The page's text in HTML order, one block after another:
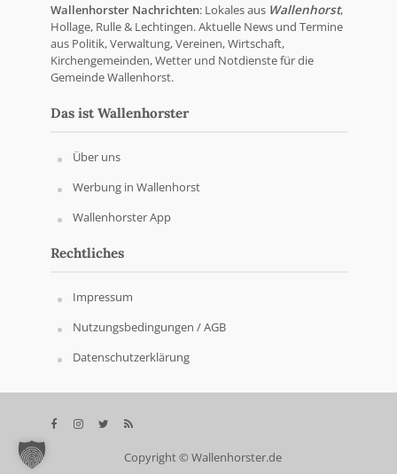
Wallenhorster Nachrichten: Lokales aus Wallenhorst,
Hollage, Rulle & Lechtingen. Aktuelle News und Termine
aus Politik, Verwaltung, Vereinen, Wirtschaft,
Kirchengemeinden, Wetter und Notdienste für die
Gemeinde Wallenhorst.
Das ist Wallenhorster
Über uns
Werbung in Wallenhorst
Wallenhorster App
Rechtliches
Impressum
Nutzungsbedingungen / AGB
Datenschutzerklärung
Copyright © Wallenhorster.de